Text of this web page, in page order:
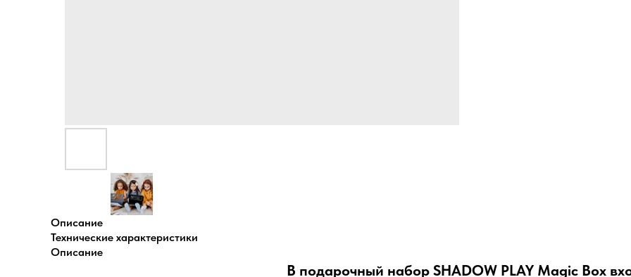
Описание
Технические характеристики
Описание
В подарочный набор SHADOW PLAY Magic Box